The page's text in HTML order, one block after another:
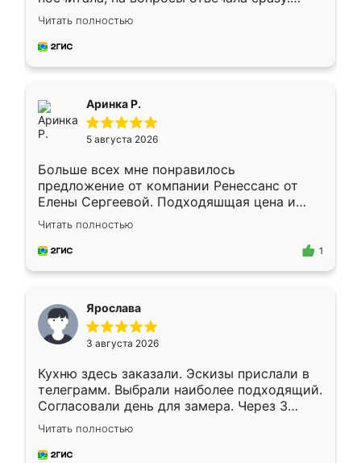
Замерщик приехал в субботу, подошёл к
делу со всей ответственностью. Собрали
за день, ребята работали аккуратно, даже
Читать полностью
Аринка Р.
5 августа 2026
Больше всех мне понравилось
предложение от компании Ренессанс от
Елены Сергеевой. Подходяшщая цена и
короткие сроки изготовления. Приехавший
для замера сотрудник Владислав
предложил по моему эскизу самый
Читать полностью
1
Ярослава
3 августа 2026
Кухню здесь заказали. Эскизы прислали в
телеграмм. Выбрали наиболее подходящий.
Согласовали день для замера. Через 3
недели кухня была уже готова. Остались
довольны работой. Спасибо Ренессанс
мебель за качественную работу!
Читать полностью